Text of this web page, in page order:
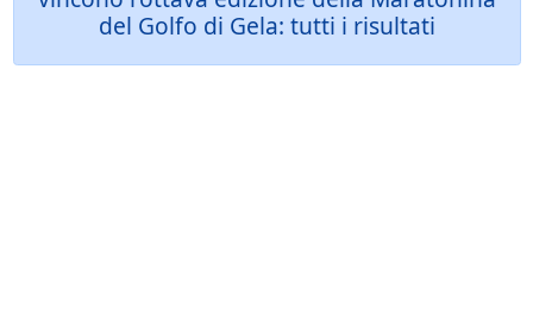
del Golfo di Gela: tutti i risultati